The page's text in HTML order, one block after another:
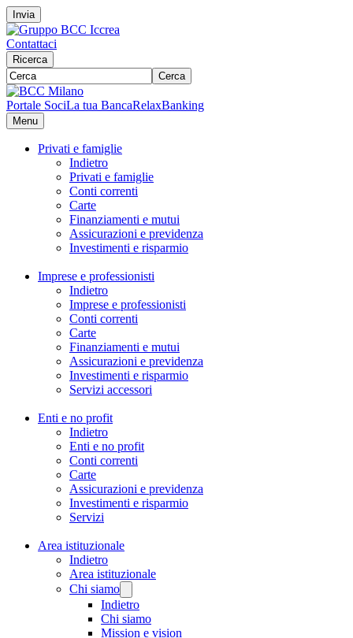
Invia
Contattaci
Ricerca
Cerca
Portale SociLa tua BancaRelaxBanking
Menu
Privati e famiglie
Indietro
Privati e famiglie
Conti correnti
Carte
Finanziamenti e mutui
Assicurazioni e previdenza
Investimenti e risparmio
Imprese e professionisti
Indietro
Imprese e professionisti
Conti correnti
Carte
Finanziamenti e mutui
Assicurazioni e previdenza
Investimenti e risparmio
Servizi accessori
Enti e no profit
Indietro
Enti e no profit
Conti correnti
Carte
Assicurazioni e previdenza
Investimenti e risparmio
Servizi
Area istituzionale
Indietro
Area istituzionale
Chi siamo
Indietro
Chi siamo
Mission e vision